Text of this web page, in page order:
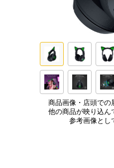
商品画像・店頭での
他の商品が映り込ん
参考画像とし